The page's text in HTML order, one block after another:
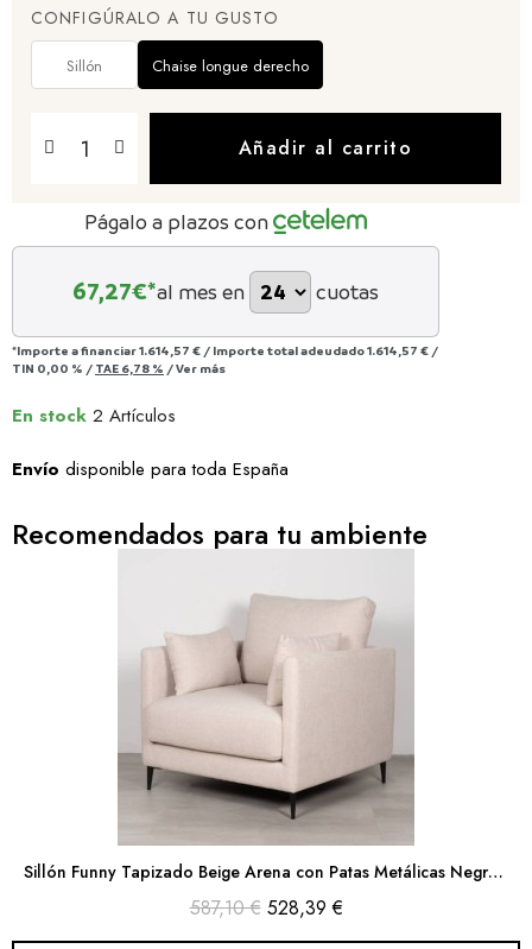
CONFIGÚRALO A TU GUSTO
Sillón Chaise longue derecho
Añadir al carrito
Págalo a plazos con
67,27€*al mes en cuotas
*Importe a financiar1.614,57 € / Importe total adeudado1.614,57 € /
TIN 0,00 % / TAE 6,78 % /Ver más
En stock 2 Artículos
Envío disponible para toda España
Recomendados para tu ambiente
Sillón Funny Tapizado Beige Arena con Patas Metálicas Negras 90cm
587,10 € 528,39 €